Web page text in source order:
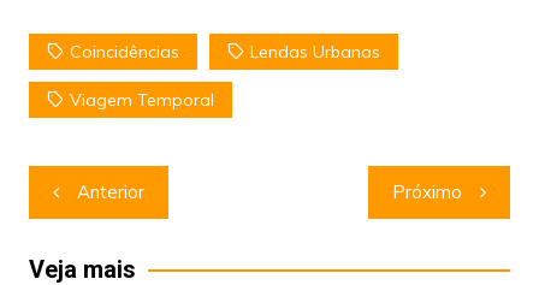
Coincidências Lendas Urbanas
Viagem Temporal
Navegação
de
Post
Anterior Próximo
Veja mais